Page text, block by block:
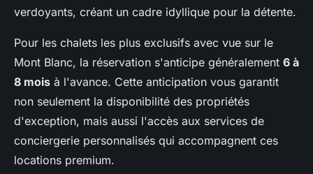
verdoyants, créant un cadre idyllique pour la détente.
Pour les chalets les plus exclusifs avec vue sur le
Mont Blanc, la réservation s'anticipe généralement 6 à
8 mois à l'avance. Cette anticipation vous garantit
non seulement la disponibilité des propriétés
d'exception, mais aussi l'accès aux services de
conciergerie personnalisés qui accompagnent ces
locations premium.